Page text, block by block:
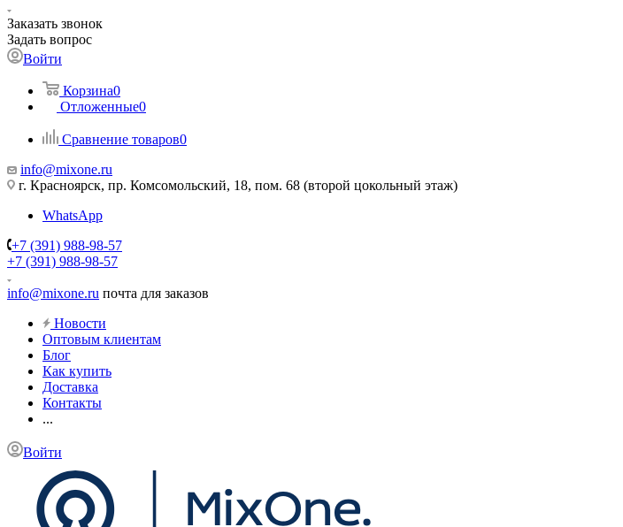
Заказать звонок
Задать вопрос
Войти
Корзина0
Отложенные0
Сравнение товаров0
info@mixone.ru
г. Красноярск, пр. Комсомольский, 18, пом. 68 (второй цокольный этаж)
WhatsApp
+7 (391) 988-98-57
+7 (391) 988-98-57
info@mixone.ru почта для заказов
Новости
Оптовым клиентам
Блог
Как купить
Доставка
Контакты
...
Войти